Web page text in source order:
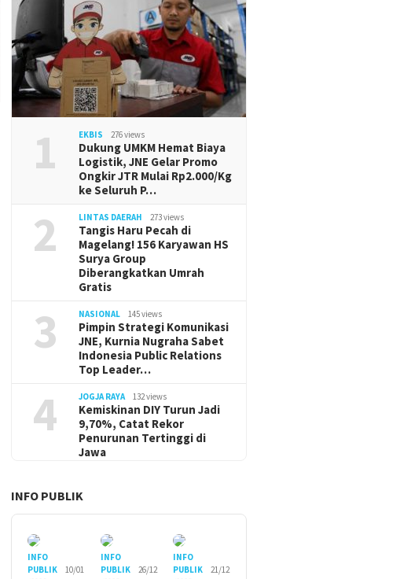
1 EKBIS 276 views
Dukung UMKM Hemat Biaya
Logistik, JNE Gelar Promo
Ongkir JTR Mulai Rp2.000/Kg
ke Seluruh P…
2 LINTAS DAERAH 273 views
Tangis Haru Pecah di
Magelang! 156 Karyawan HS
Surya Group
Diberangkatkan Umrah
Gratis
3 NASIONAL 145 views
Pimpin Strategi Komunikasi
JNE, Kurnia Nugraha Sabet
Indonesia Public Relations
Top Leader…
4 JOGJA RAYA 132 views
Kemiskinan DIY Turun Jadi
9,70%, Catat Rekor
Penurunan Tertinggi di
Jawa
INFO PUBLIK
INFO
PUBLIK
10/01
INFO
PUBLIK
26/12
INFO
PUBLIK
21/12